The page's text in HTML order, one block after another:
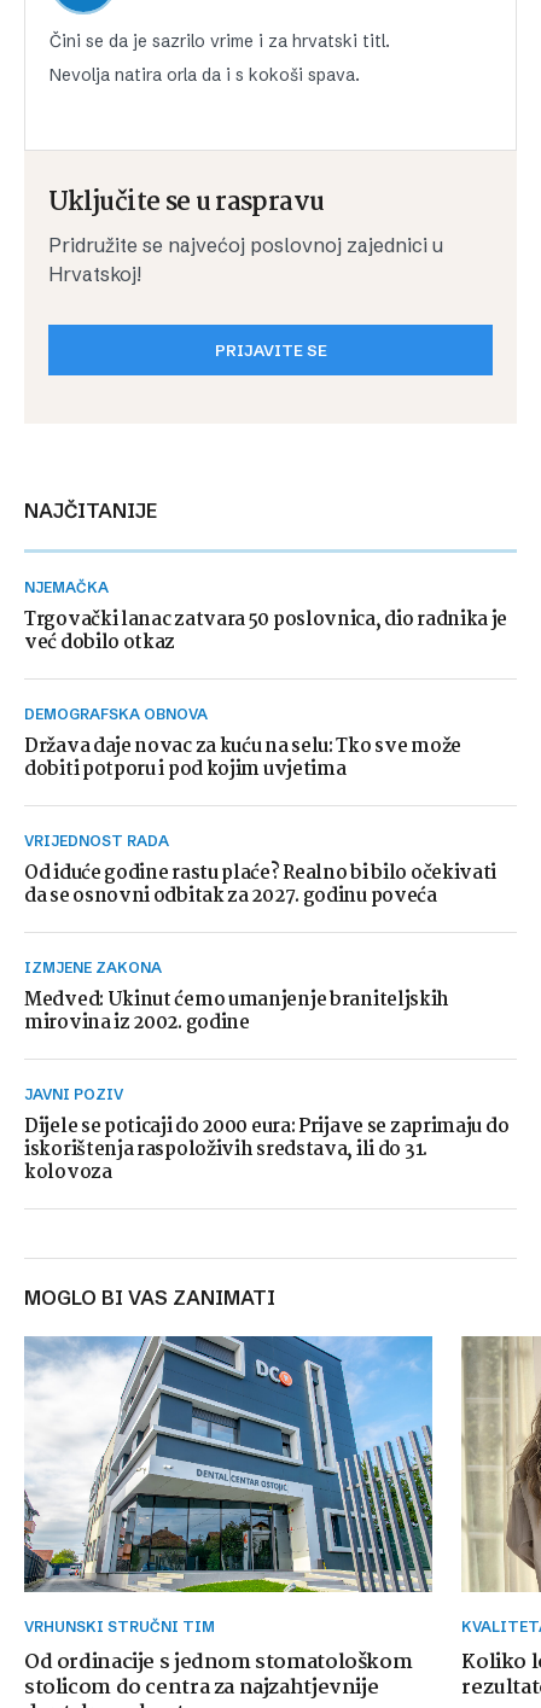
Čini se da je sazrilo vrime i za hrvatski titl.
Nevolja natira orla da i s kokoši spava.
Uključite se u raspravu
Pridružite se najvećoj poslovnoj zajednici u
Hrvatskoj!
PRIJAVITE SE
NAJČITANIJE
NJEMAČKA
Trgovački lanac zatvara 50 poslovnica, dio radnika je
već dobilo otkaz
DEMOGRAFSKA OBNOVA
Država daje novac za kuću na selu: Tko sve može
dobiti potporu i pod kojim uvjetima
VRIJEDNOST RADA
Od iduće godine rastu plaće? Realno bi bilo očekivati
da se osnovni odbitak za 2027. godinu poveća
IZMJENE ZAKONA
Medved: Ukinut ćemo umanjenje braniteljskih
mirovina iz 2002. godine
JAVNI POZIV
Dijele se poticaji do 2000 eura: Prijave se zaprimaju do
iskorištenja raspoloživih sredstava, ili do 31.
kolovoza
MOGLO BI VAS ZANIMATI
VRHUNSKI STRUČNI TIM
Od ordinacije s jednom stomatološkom
stolicom do centra za najzahtjevnije
Koliko